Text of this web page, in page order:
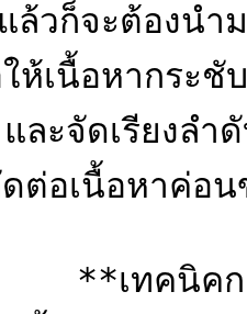
แล้วก็จะต้อง
ห้เนื้อหากระ
ละจัดเรียงล
ดต่อเนื้อหาค่อ
เทคนิคการ